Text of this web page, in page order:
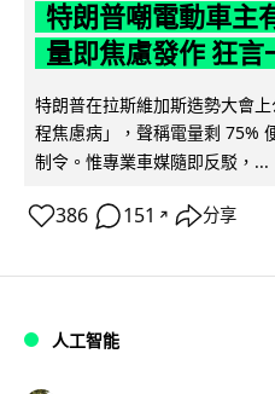
特朗普嘲電動車主
量即焦慮發作 狂
特朗普在拉斯維加斯造勢大會
程焦慮病」，聲稱電量剩 75%
制令。惟專業車媒隨即反駁，...
386 151 ↗ 分享
人工智能